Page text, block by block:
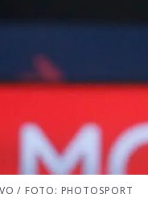
/ FOTO: PHOTOSPORT